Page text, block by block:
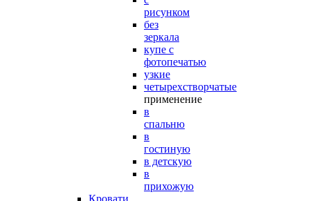
рисунком
без
зеркала
купе с
фотопечатью
узкие
четырехстворчатые
применение
в
спальню
в
гостиную
в детскую
в
прихожую
Кровати